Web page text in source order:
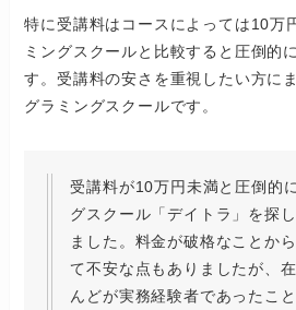
特に受講料はコースによっては10万
ミングスクールと比較すると圧倒的
す。受講料の安さを重視したい方に
グラミングスクールです。
受講料が10万円未満と圧倒的
グスクール「デイトラ」を探
ました。料金が破格なことか
て不安な点もありましたが、
んどが実務経験者であったこ